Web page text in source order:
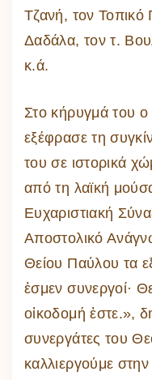
Τζανή, τον
Δαδάλα, τον τ.
κ.ά.
Στο κήρυγμά του
εξέφρασε τη
του σε ιστορικά
από τη λαϊκή
Ευχαριστιακή
Αποστολικό
Θείου Παύλου τα
ἐσμεν συνεργοί·
οἰκοδομή ἐστε.»,
συνεργάτες του
καλλιεργούμε